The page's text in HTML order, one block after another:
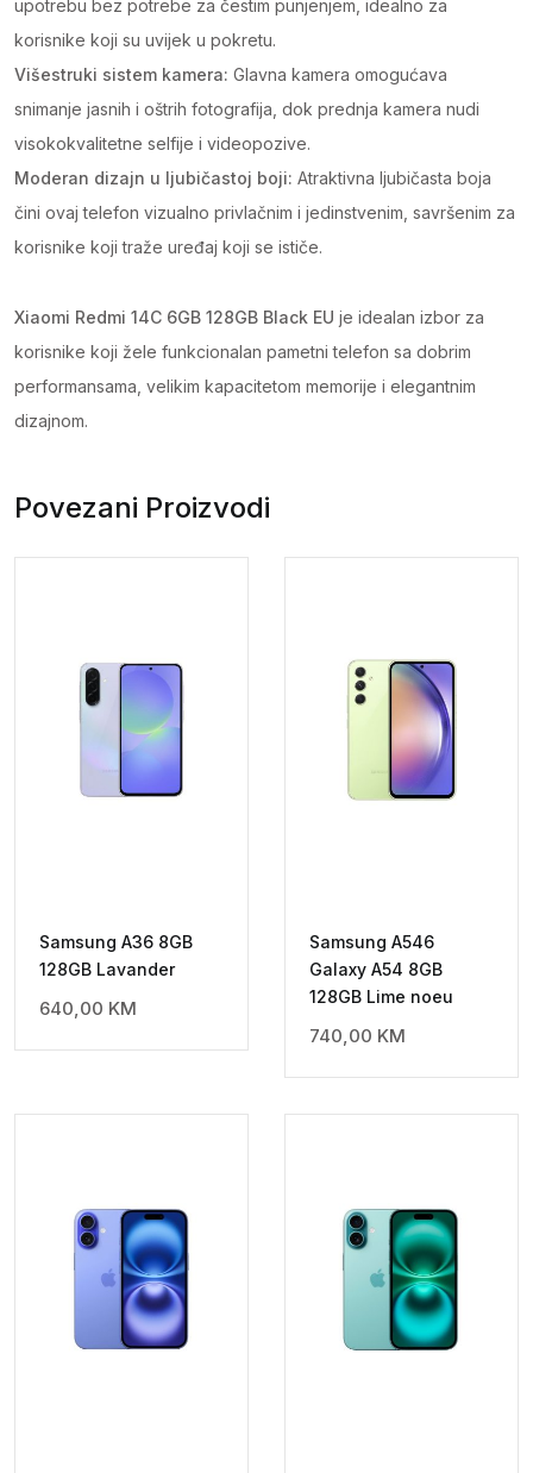
upotrebu bez potrebe za čestim punjenjem, idealno za
korisnike koji su uvijek u pokretu.
Višestruki sistem kamera: Glavna kamera omogućava
snimanje jasnih i oštrih fotografija, dok prednja kamera nudi
visokokvalitetne selfije i videopozive.
Moderan dizajn u ljubičastoj boji: Atraktivna ljubičasta boja
čini ovaj telefon vizualno privlačnim i jedinstvenim, savršenim za
korisnike koji traže uređaj koji se ističe.
Xiaomi Redmi 14C 6GB 128GB Black EU je idealan izbor za
korisnike koji žele funkcionalan pametni telefon sa dobrim
performansama, velikim kapacitetom memorije i elegantnim
dizajnom.
Povezani Proizvodi
Samsung A36 8GB
128GB Lavander
640,00 KM
Samsung A546
Galaxy A54 8GB
128GB Lime noeu
740,00 KM